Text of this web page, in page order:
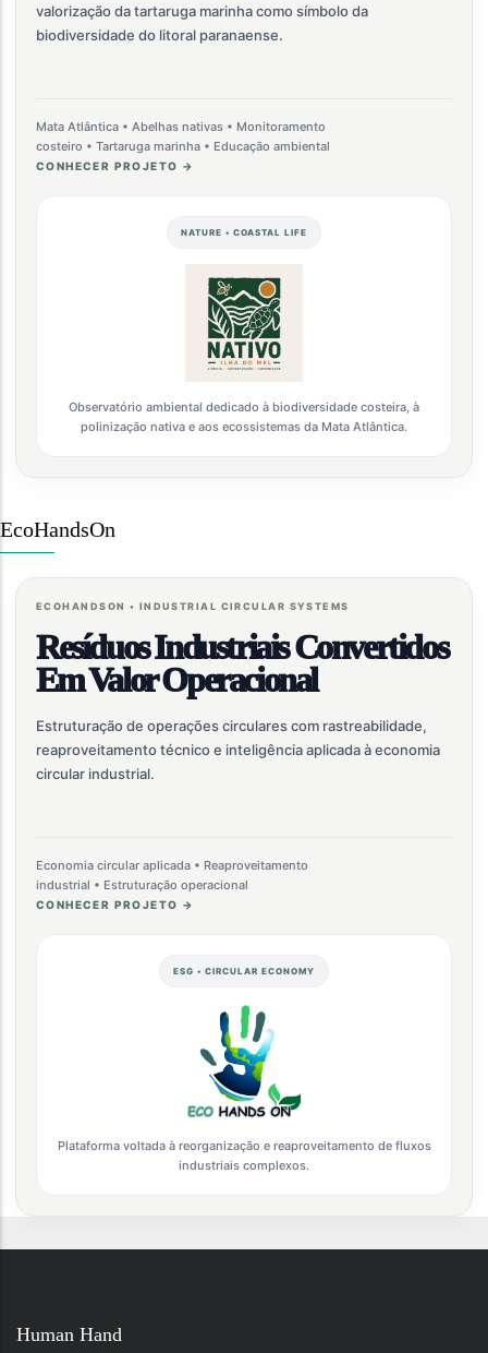
valorização da tartaruga marinha como símbolo da
biodiversidade do litoral paranaense.
Mata Atlântica • Abelhas nativas • Monitoramento
costeiro • Tartaruga marinha • Educação ambiental
CONHECER PROJETO →
NATURE • COASTAL LIFE
Observatório ambiental dedicado à biodiversidade costeira, à
polinização nativa e aos ecossistemas da Mata Atlântica.
EcoHandsOn
ECOHANDSON • INDUSTRIAL CIRCULAR SYSTEMS
Resíduos Industriais Convertidos
Em Valor Operacional
Estruturação de operações circulares com rastreabilidade,
reaproveitamento técnico e inteligência aplicada à economia
circular industrial.
Economia circular aplicada • Reaproveitamento
industrial • Estruturação operacional
CONHECER PROJETO →
ESG • CIRCULAR ECONOMY
Plataforma voltada à reorganização e reaproveitamento de fluxos
industriais complexos.
Human Hand